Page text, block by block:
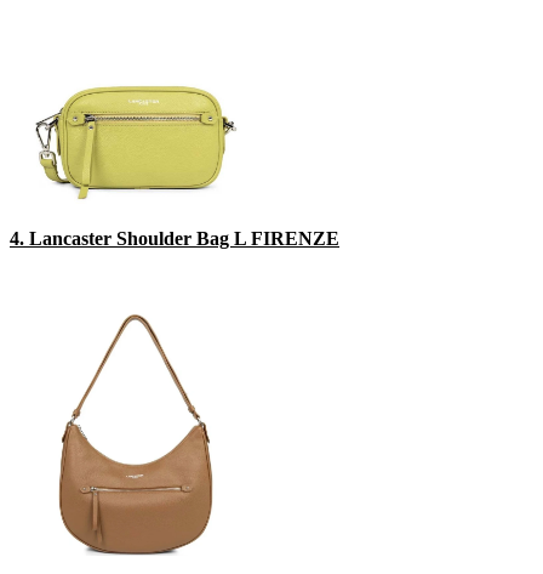
4. Lancaster Shoulder Bag L FIRENZE